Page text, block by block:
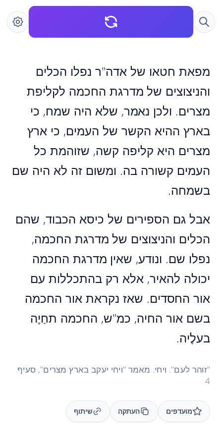
מפאת חטאו של אדה"ר נפלו הכלים
והניצוצים של מדרגת החכמה לקליפת
מצרים. ולכן נאמר, שלא היה שמח, כי
בארץ ההיא הקשר של העמים, כי ארץ
מצרים היא קליפה קשה, שזוהמת כל
העמים קשורה בה. ומשום זה לא היה שם
בשמחה.
אבל גם הספירים של כיסא הכבוד, שהם
הכלים והניצוצים של מדרגת החכמה,
נפלו שם. ונודע, שאין מדרגת החכמה
יכולה להאיר, אלא רק בהתכללות עם
אור החסדים. שאז נקראת אור החכמה
בשם אור החיה, כמ"ש, החכמה תחַיֶה
בעלֶיה.
"זוהר לעם". ויחי. מאמר "ויחי יעקב בארץ מצרים", סעיף
4
מועדפים העתקה שיתוף